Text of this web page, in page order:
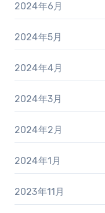
2024年6月
2024年5月
2024年4月
2024年3月
2024年2月
2024年1月
2023年11月